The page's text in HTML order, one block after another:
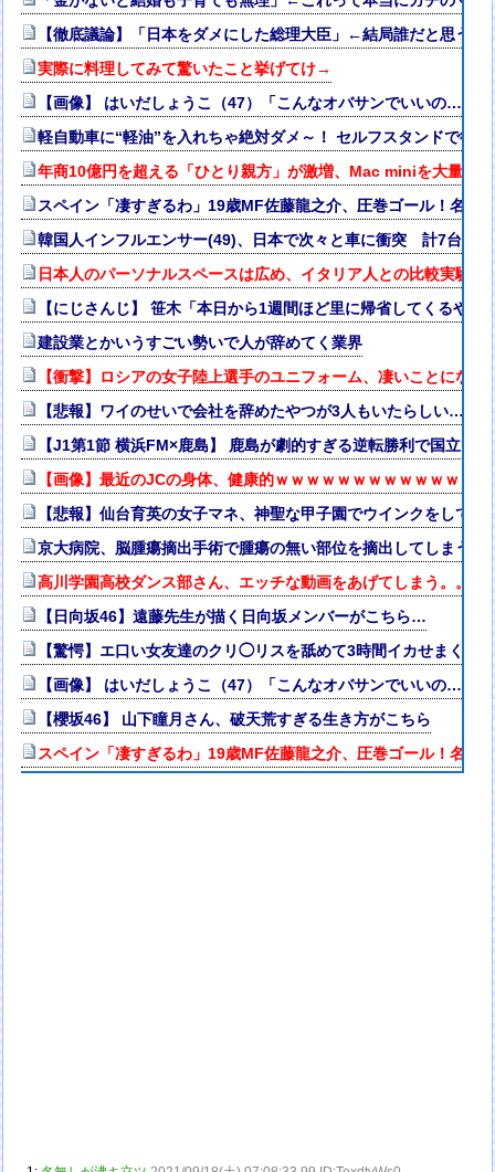
【徹底議論】「日本をダメにした総理大臣」←結局誰だと思う？
実際に料理してみて驚いたこと挙げてけ→
【画像】 はいだしょうこ（47）「こんなオバサンでいいの…？」
軽自動車に“軽油”を入れちゃ絶対ダメ～！ セルフスタンドで後
年商10億円を超える「ひとり親方」が激増、Mac miniを大量購
スペイン「凄すぎるわ」19歳MF佐藤龍之介、圧巻ゴール！名門
韓国人インフルエンサー(49)、日本で次々と車に衝突 計7台巻
日本人のパーソナルスペースは広め、イタリア人との比較実験で
【にじさんじ】 笹木「本日から1週間ほど里に帰省してくるや
建設業とかいうすごい勢いで人が辞めてく業界
【衝撃】ロシアの女子陸上選手のユニフォーム、凄いことになる
【悲報】ワイのせいで会社を辞めたやつが3人もいたらしい…
【J1第1節 横浜FM×鹿島】 鹿島が劇的すぎる逆転勝利で国立で
【画像】最近のJCの身体、健康的ｗｗｗｗｗｗｗｗｗｗｗｗｗｗ
【悲報】仙台育英の女子マネ、神聖な甲子園でウインクをしてし
京大病院、脳腫瘍摘出手術で腫瘍の無い部位を摘出してしま
高川学園高校ダンス部さん、エッチな動画をあげてしまう。。。
【日向坂46】遠藤先生が描く日向坂メンバーがこちら…
【驚愕】エ口い女友達のクリ◯リスを舐めて3時間イカせまくっ
【画像】 はいだしょうこ（47）「こんなオバサンでいいの…？」
【櫻坂46】 山下瞳月さん、破天荒すぎる生き方がこちら
スペイン「凄すぎるわ」19歳MF佐藤龍之介、圧巻ゴール！名門